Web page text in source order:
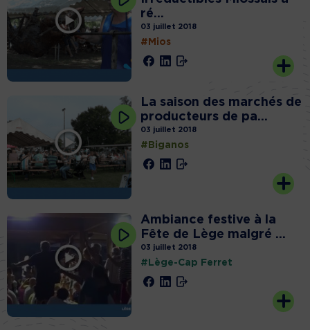
ré...
03 juillet 2018
#Mios
La saison des marchés de
producteurs de pa...
03 juillet 2018
#Biganos
Ambiance festive à la
Fête de Lège malgré ...
03 juillet 2018
#Lège-Cap Ferret